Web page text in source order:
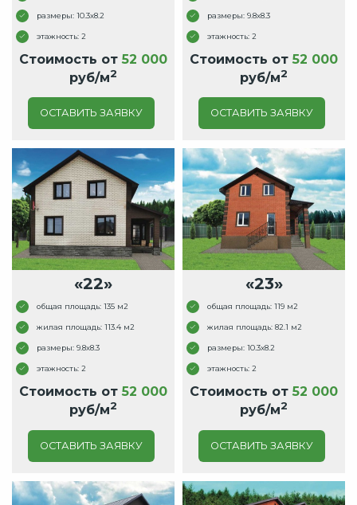
размеры: 10.3x8.2
этажность: 2
Стоимость от 52 000
руб/м2
ОСТАВИТЬ ЗАЯВКУ
размеры: 9.8x8.3
этажность: 2
Стоимость от 52 000
руб/м2
ОСТАВИТЬ ЗАЯВКУ
«22»
общая площадь: 135 м2
жилая площадь: 113.4 м2
размеры: 9.8x8.3
этажность: 2
Стоимость от 52 000
руб/м2
ОСТАВИТЬ ЗАЯВКУ
«23»
общая площадь: 119 м2
жилая площадь: 82.1 м2
размеры: 10.3x8.2
этажность: 2
Стоимость от 52 000
руб/м2
ОСТАВИТЬ ЗАЯВКУ